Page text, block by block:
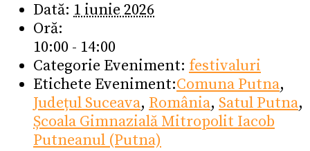
Dată: 1 iunie 2026
Oră:
10:00 - 14:00
Categorie Eveniment: festivaluri
Etichete Eveniment:Comuna Putna,
Județul Suceava, România, Satul Putna,
Școala Gimnazială Mitropolit Iacob
Putneanul (Putna)